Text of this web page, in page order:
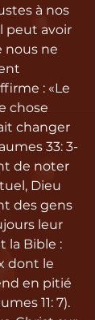
à nos
peut avoir
nous ne
: «Le
chose
changer
33: 3-
de noter
Dieu
des gens
leur
la Bible :
dont le
en pitié
11: 7).